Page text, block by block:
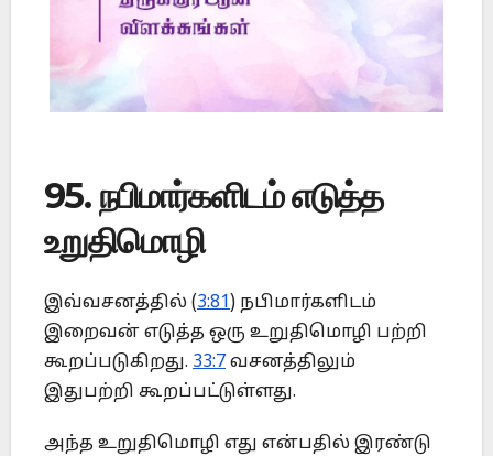
95. நபிமார்களிடம் எடுத்த
உறுதிமொழி
இவ்வசனத்தில் (3:81) நபிமார்களிடம்
இறைவன் எடுத்த ஒரு உறுதிமொழி பற்றி
கூறப்படுகிறது. 33:7 வசனத்திலும்
இதுபற்றி கூறப்பட்டுள்ளது.
அந்த உறுதிமொழி எது என்பதில் இரண்டு